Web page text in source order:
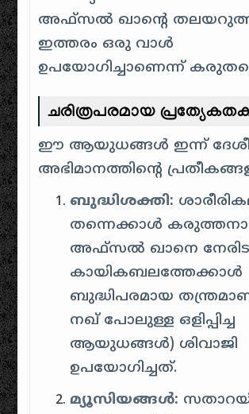
അഫ്സൽ ഖാൻ്റെ
ഇത്തരം ഒരു വാൾ
ഉപയോഗിച്ചാണെന്ന്
ചരിത്രപരമായ
ഈ ആയുധങ്ങൾ ഇന്ന്
അഭിമാനത്തിന്റെ
ബുദ്ധിശക്തി:
തന്നെക്കാൾ
അഫ്സൽ ഖാനെ
കായികബലത്തേക്കാൾ
ബുദ്ധിപരമായ
നഖ് പോലുള്ള ഒളിപ്പിച്ച
ആയുധങ്ങൾ) ശിവാജി
ഉപയോഗിച്ചത്.
മ്യൂസിയങ്ങൾ: